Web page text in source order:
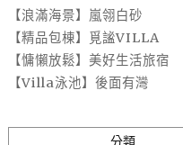
【浪滿海景】嵐翎白砂
【精品包棟】覓謐VILLA
【慵懶放鬆】美好生活旅宿
【Villa泳池】後面有灣
分類